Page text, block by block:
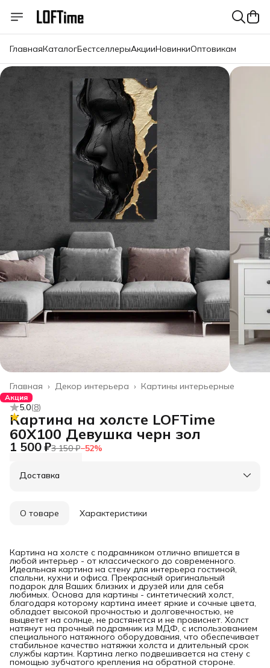
ГлавнаяКаталогБестселлерыАкцииНовинкиОптовикам
Картины интерьерные
Декор интерьера ›
Главная ›
Акция
5.0(8)
Картина на холсте LOFTime
60Х100 Девушка черн зол
1 500 ₽3 150 ₽−52%
Доставка
О товаре Характеристики
Картина на холсте с подрамником отлично впишется в
любой интерьер - от классического до современного.
Идеальная картина на стену для интерьера гостиной,
спальни, кухни и офиса. Прекрасный оригинальный
подарок для Ваших близких и друзей или для себя
любимых. Основа для картины - синтетический холст,
благодаря которому картина имеет яркие и сочные цвета,
обладает высокой прочностью и долговечностью, не
выцветет на солнце, не растянется и не провиснет. Холст
натянут на прочный подрамник из МДФ, с использованием
специального натяжного оборудования, что обеспечивает
стабильное качество натяжки холста и длительный срок
службы картин. Картина легко подвешивается на стену с
помощью зубчатого крепления на обратной стороне.